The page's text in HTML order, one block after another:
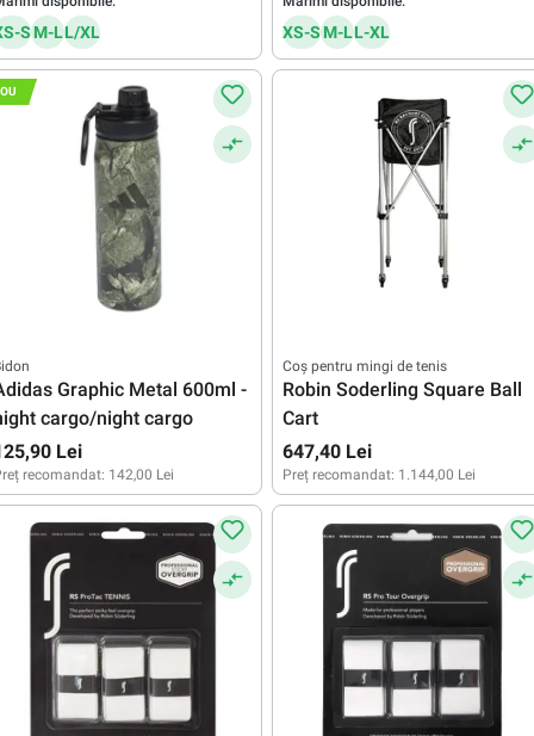
SM-LL/XL XS-SM-LL-XL
Graphic Metal 600ml -
cargo/night cargo
Lei
recomandat: 142,00 Lei
Coș pentru mingi de tenis
Robin Soderling Square Ball
Cart
647,40 Lei
Preț recomandat: 1.144,00 Lei